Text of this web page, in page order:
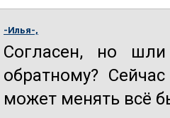
-Илья-,
Согласен, но
обратному?
может менять всё